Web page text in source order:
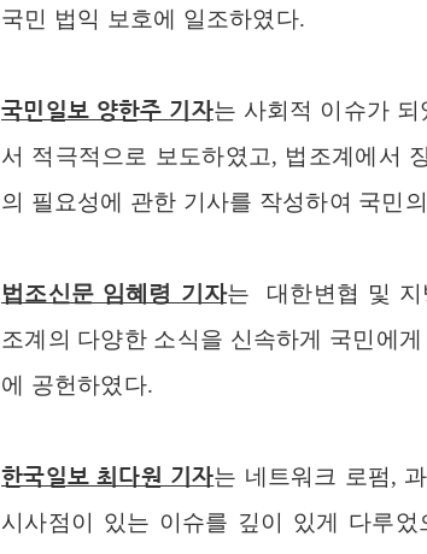
국민 법익 보호에 일조하였다.
국민일보 양한주 기자는 사회적 이슈가 되
서 적극적으로 보도하였고, 법조계에서
의 필요성에 관한 기사를 작성하여 국민
법조신문 임혜령 기자는
대한변협 및
조계의 다양한 소식을 신속하게 국민에
에 공헌하였다.
한국일보 최다원 기자는 네트워크 로펌,
시사점이 있는 이슈를 깊이 있게 다루